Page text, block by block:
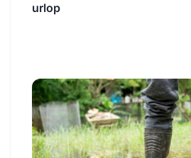
urlop